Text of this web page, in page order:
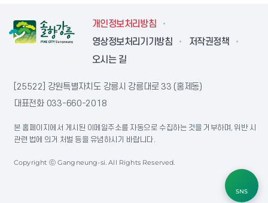
개인정보처리방침
영상정보처리기기방침
저작권정책
오시는 길
[25522] 강원특별자치도 강릉시 강릉대로 33 (홍제동)
대표전화 033-660-2018
본 홈페이지에서 게시된 이메일주소를 자동으로 수집하는 것을 거부하며, 위반 시
관련 법에 의거 처벌 등을 유념하시기 바랍니다.
Copyright ⓒ Gangneung-si. All Rights Reserved.
SNS